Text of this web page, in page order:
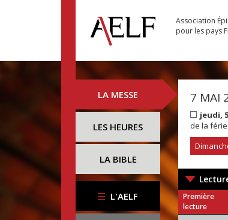
Association
pour les pays
LA MESSE
LES HEURES
LA BIBLE
L'AELF
7 MAI
jeudi,
de la férie
Première
lecture